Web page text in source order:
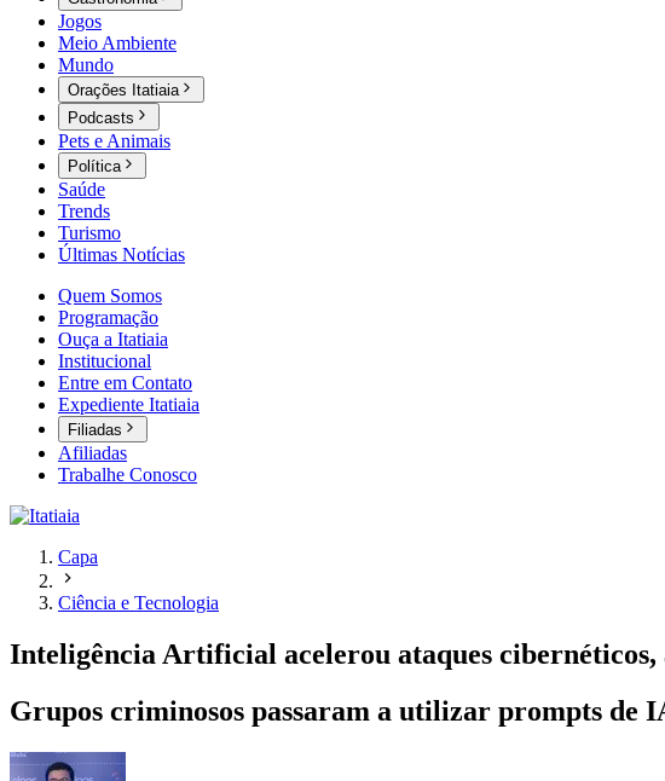
Jogos
Meio Ambiente
Mundo
Orações Itatiaia
Podcasts
Pets e Animais
Política
Saúde
Trends
Turismo
Últimas Notícias
Quem Somos
Programação
Ouça a Itatiaia
Institucional
Entre em Contato
Expediente Itatiaia
Filiadas
Afiliadas
Trabalhe Conosco
Capa
Ciência e Tecnologia
Inteligência Artificial acelerou ataques
Grupos criminosos passaram a utilizar prompts de